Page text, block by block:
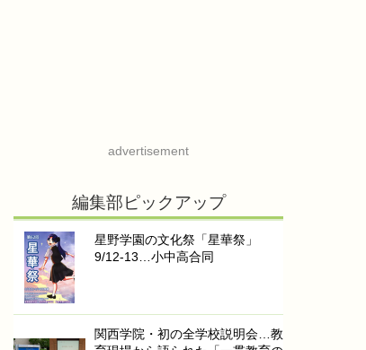
advertisement
編集部ピックアップ
星野学園の文化祭「星華祭」
9/12-13…小中高合同
関西学院・初の全学校説明会…教